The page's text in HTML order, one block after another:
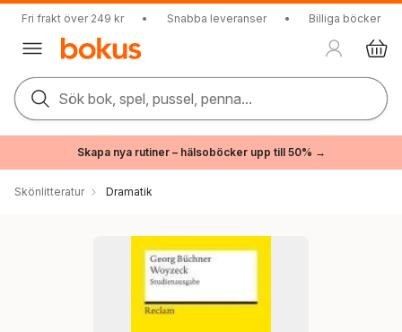
Fri frakt över 249 kr • Snabba leveranser • Billiga böcker
Sök bok, spel, pussel, penna...
Skapa nya rutiner – hälsoböcker upp till 50% →
Skönlitteratur Dramatik